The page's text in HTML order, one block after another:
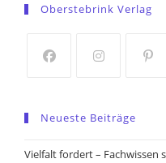
a
tab
Oberstebrink Verlag
a
new
new
a
new
Neueste Beiträge
Vielfalt fordert – Fachwissen